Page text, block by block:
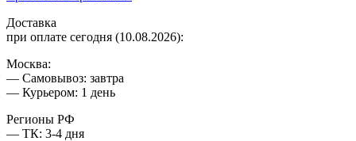
Доставка
при оплате сегодня (10.08.2026):
Москва:
— Самовывоз: завтра
— Курьером: 1 день
Регионы РФ
— ТК: 3-4 дня